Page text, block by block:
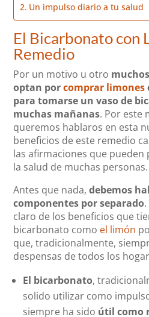
Un impulso diario a tu salud
El Bicarbonato con
Remedio
Por un motivo u otro
optan porcomprar limones
para tomarse un vaso de
muchas mañanas. Por este
queremos hablaros en esta
beneficios de este remedio
las afirmaciones que pueden
la salud de muchas personas.
Antes que nada,debemos
componentes por separado
claro de los beneficios que
bicarbonato como el limón
que, tradicionalmente,
despensas de todos los
El bicarbonato,
solido utilizar como
siempre ha sido útil como